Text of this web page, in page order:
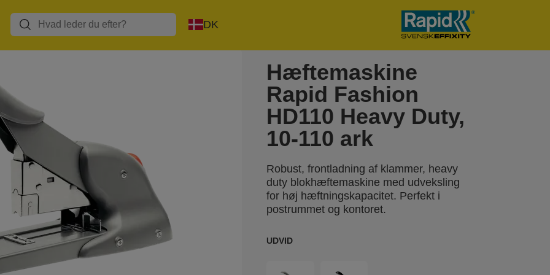
DK
Hæftemaskine
Rapid Fashion
HD110 Heavy Duty,
10-110 ark
Robust, frontladning af klammer, heavy
duty blokhæftemaskine med udveksling
for høj hæftningskapacitet. Perfekt i
postrummet og kontoret.
UDVID